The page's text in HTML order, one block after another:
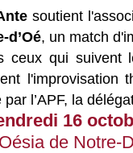
soutient
d’Oé, un match
ceux qui suivent
l'improvisation
l’APF, la
16
de Notre-